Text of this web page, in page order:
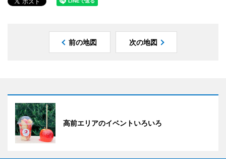
前の地図 次の地図
高前エリアのイベントいろいろ